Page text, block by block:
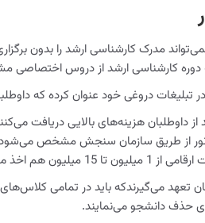
مدرک کارشناسی ارشد را بدون
به دوره کارشناسی ارشد از دروس
دروغی خود عنوان کرده که
هزینه‌های بالایی دریافت
نور از طریق سازمان سنجش مشخص
تعهد می‌گیرندکه باید در تمامی
حذف دانشجو می‌نمایند.